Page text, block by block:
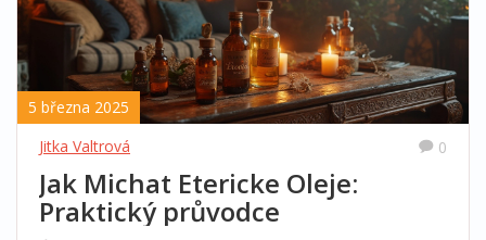
5 března 2025
Jitka Valtrová
0
Jak Michat Etericke Oleje:
Praktický průvodce